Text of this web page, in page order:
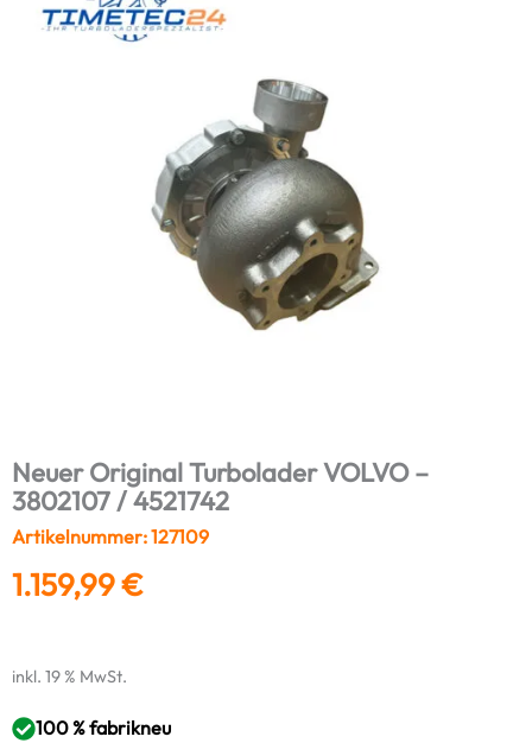
Neuer Original Turbolader VOLVO –
3802107 / 4521742
Artikelnummer: 127109
1.159,99€
inkl. 19 % MwSt.
100 % fabrikneu